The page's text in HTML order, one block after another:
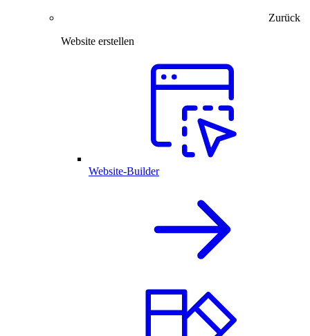
Zurück
Website erstellen
Website-Builder